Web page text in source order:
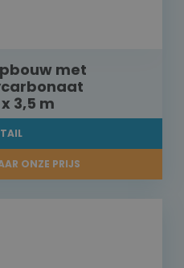
met
3,5 m
ONZE PRIJS